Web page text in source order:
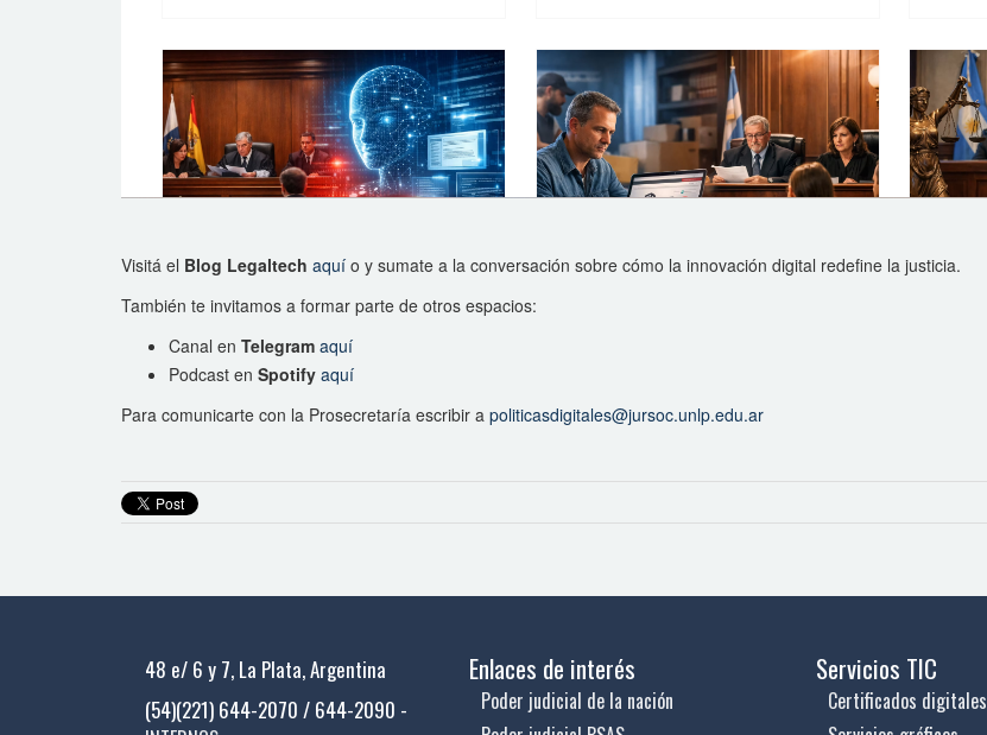
Visitá el Blog Legaltech aquí o y sumate a la conversación sobre cómo la innovación digital redefine la justicia.
También te invitamos a formar parte de otros espacios:
Canal en Telegram aquí
Podcast en Spotify aquí
Para comunicarte con la Prosecretaría escribir a politicasdigitales@jursoc.unlp.edu.ar
48 e/ 6 y 7, La Plata, Argentina
(54)(221) 644-2070 / 644-2090 -
Enlaces de interés
Poder judicial de la nación
Servicios TIC
Certificados digitales